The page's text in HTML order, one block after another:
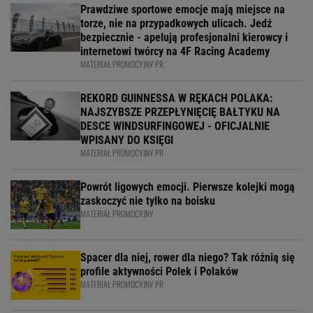
Prawdziwe sportowe emocje mają miejsce na
torze, nie na przypadkowych ulicach. Jedź
bezpiecznie - apelują profesjonalni kierowcy i
internetowi twórcy na 4F Racing Academy
MATERIAŁ PROMOCYJNY PR
REKORD GUINNESSA W RĘKACH POLAKA:
NAJSZYBSZE PRZEPŁYNIĘCIĘ BAŁTYKU NA
DESCE WINDSURFINGOWEJ - OFICJALNIE
WPISANY DO KSIĘGI
MATERIAŁ PROMOCYJNY PR
Powrót ligowych emocji. Pierwsze kolejki mogą
zaskoczyć nie tylko na boisku
MATERIAŁ PROMOCYJNY
Spacer dla niej, rower dla niego? Tak różnią się
profile aktywności Polek i Polaków
MATERIAŁ PROMOCYJNY PR